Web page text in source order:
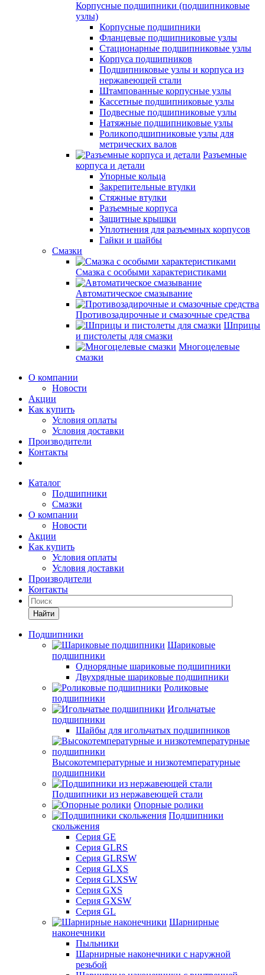
Корпусные подшипники (подшипниковые
узлы)
Корпусные подшипники
Фланцевые подшипниковые узлы
Стационарные подшипниковые узлы
Корпуса подшипников
Подшипниковые узлы и корпуса из
нержавеющей стали
Штампованные корпусные узлы
Кассетные подшипниковые узлы
Подвесные подшипниковые узлы
Натяжные подшипниковые узлы
Роликоподшипниковые узлы для
метрических валов
Разъемные
корпуса и детали
Упорные кольца
Закрепительные втулки
Стяжные втулки
Разъемные корпуса
Защитные крышки
Уплотнения для разъемных корпусов
Гайки и шайбы
Смазки
Смазка с особыми характеристиками
Автоматическое смазывание
Противозадирочные и смазочные средства
Шприцы
и пистолеты для смазки
Многоцелевые
смазки
О компании
Новости
Акции
Как купить
Условия оплаты
Условия доставки
Производители
Контакты
Каталог
Подшипники
Смазки
О компании
Новости
Акции
Как купить
Условия оплаты
Условия доставки
Производители
Контакты
Найти
Подшипники
Шариковые
подшипники
Однорядные шариковые подшипники
Двухрядные шариковые подшипники
Роликовые
подшипники
Игольчатые
подшипники
Шайбы для игольчатых подшипников
Высокотемпературные и низкотемпературные
подшипники
Подшипники из нержавеющей стали
Опорные ролики
Подшипники
скольжения
Серия GE
Серия GLRS
Серия GLRSW
Серия GLXS
Серия GLXSW
Серия GXS
Серия GXSW
Серия GL
Шарнирные
наконечники
Пыльники
Шарнирные наконечники с наружной
резьбой